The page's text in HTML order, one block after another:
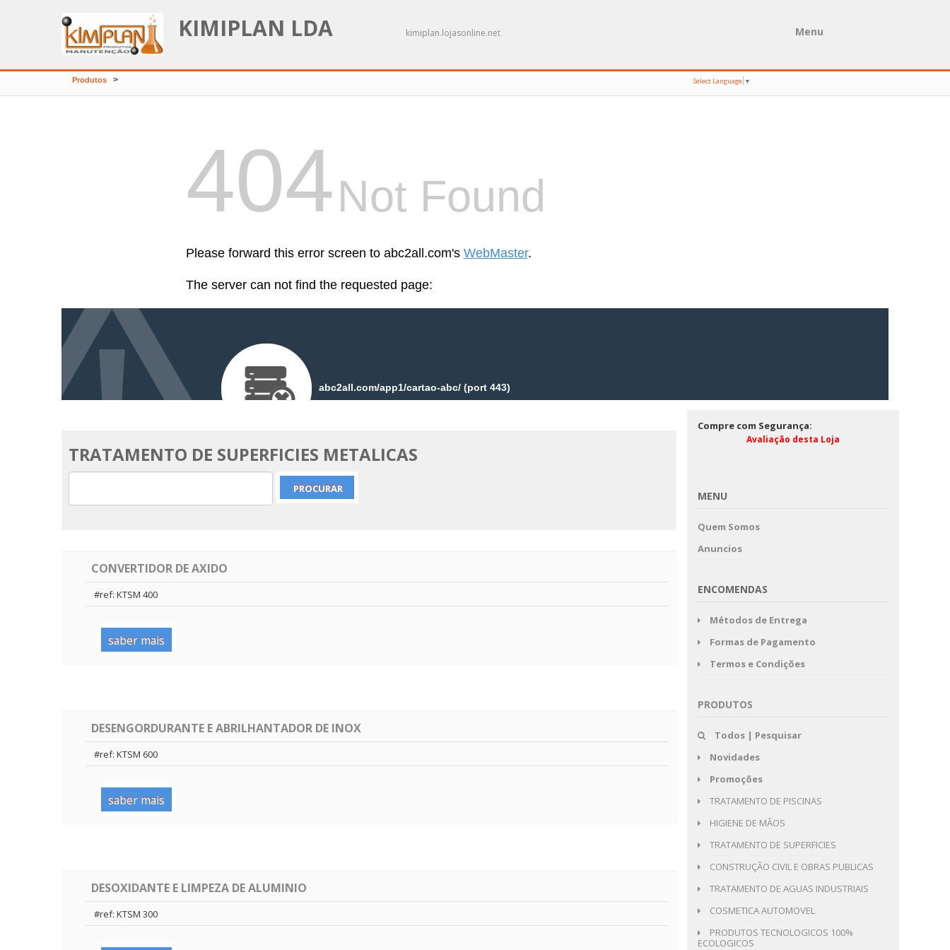
KIMIPLAN LDA kimiplan.lojasonline.net Menu
Produtos > Select Language ▼
TRATAMENTO DE SUPERFICIES METALICAS
CONVERTIDOR DE AXIDO
#ref: KTSM 400
saber mais
DESENGORDURANTE E ABRILHANTADOR DE INOX
#ref: KTSM 600
saber mais
DESOXIDANTE E LIMPEZA DE ALUMINIO
#ref: KTSM 300
Compre com Segurança:
Avaliação desta Loja
MENU
Quem Somos
Anuncios
ENCOMENDAS
Métodos de Entrega
Formas de Pagamento
Termos e Condições
PRODUTOS
Todos | Pesquisar
Novidades
Promoções
TRATAMENTO DE PISCINAS
HIGIENE DE MÂOS
TRATAMENTO DE SUPERFICIES
CONSTRUÇÂO CIVIL E OBRAS PUBLICAS
TRATAMENTO DE AGUAS INDUSTRIAIS
COSMETICA AUTOMOVEL
PRODUTOS TECNOLOGICOS 100%
ECOLOGICOS